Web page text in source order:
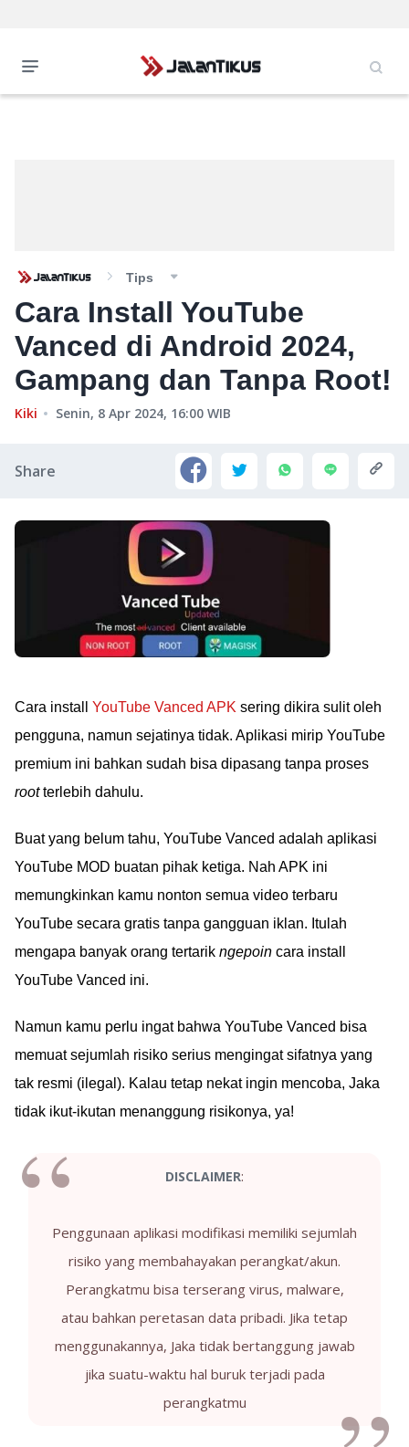
Tips
Cara Install YouTube
Vanced di Android 2024,
Gampang dan Tanpa Root!
Kiki Senin, 8 Apr 2024, 16:00 WIB
Share
Cara install YouTube Vanced APK sering dikira sulit oleh
pengguna, namun sejatinya tidak. Aplikasi mirip YouTube
premium ini bahkan sudah bisa dipasang tanpa proses
rootterlebih dahulu.
Buat yang belum tahu, YouTube Vanced adalah aplikasi
YouTube MOD buatan pihak ketiga. Nah APK ini
memungkinkan kamu nonton semua video terbaru
YouTube secara gratis tanpa gangguan iklan. Itulah
mengapa banyak orang tertarik ngepoin cara install
YouTube Vanced ini.
Namun kamu perlu ingat bahwa YouTube Vanced bisa
memuat sejumlah risiko serius mengingat sifatnya yang
tak resmi (ilegal). Kalau tetap nekat ingin mencoba, Jaka
tidak ikut-ikutan menanggung risikonya, ya!
DISCLAIMER:
Penggunaan aplikasi modifikasi memiliki sejumlah
risiko yang membahayakan perangkat/akun.
Perangkatmu bisa terserang virus, malware,
atau bahkan peretasan data pribadi. Jika tetap
menggunakannya, Jaka tidak bertanggung jawab
jika suatu-waktu hal buruk terjadi pada
perangkatmu